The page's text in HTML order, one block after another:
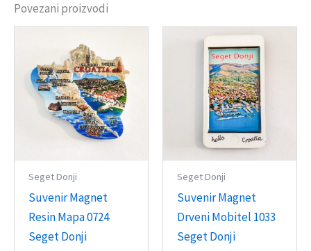
Povezani proizvodi
Seget Donji
Suvenir Magnet
Resin Mapa 0724
Seget Donji
Seget Donji
Suvenir Magnet
Drveni Mobitel 1033
Seget Donji